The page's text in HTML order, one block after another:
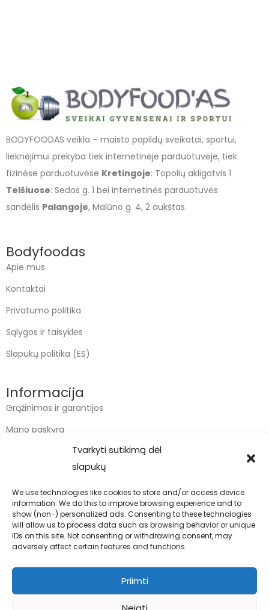
Tvarkyti sutikimą dėl
slapukų
We use technologies like cookies to store and/or access device
information. We do this to improve browsing experience and to
show (non-) personalized ads. Consenting to these technologies
will allow us to process data such as browsing behavior or unique
IDs on this site. Not consenting or withdrawing consent, may
adversely affect certain features and functions.
Priimti
BODYFOODAS veikla – maisto papildų sveikatai, sportui,
lieknėjimui prekyba tiek internetinėje parduotuvėje, tiek
fizinėse parduotuvėse Kretingoje: Topolių akligatvis 1
Telšiuose: Sedos g. 1 bei internetinės parduotuvės
sandėlis Palangoje, Malūno g. 4, 2 aukštas.
Bodyfoodas
Apie mus
Kontaktai
Privatumo politika
Sąlygos ir taisyklės
Slapukų politika (ES)
Informacija
Grąžinimas ir garantijos
Mano paskyra
Kontaktai
info@bodyfoodas.lt
+370 600 77017